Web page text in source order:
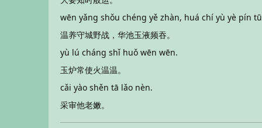
wēn yǎng shǒu chéng yě zhàn, huá chí yù yè pín
温养守城野战，华池玉液频吞。
yù lú cháng shǐ huǒ wēn wēn.
玉炉常使火温温。
cǎi yào shěn tā lǎo nèn.
采审他老嫩。